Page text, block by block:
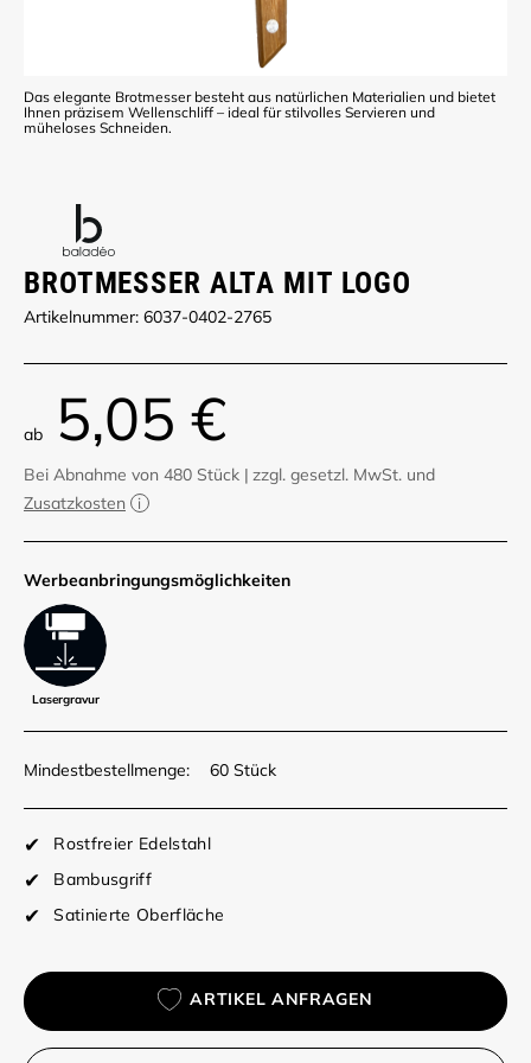
Das elegante Brotmesser besteht aus natürlichen Materialien und bietet
Ihnen präzisem Wellenschliff – ideal für stilvolles Servieren und
müheloses Schneiden.
BROTMESSER ALTA MIT LOGO
Artikelnummer: 6037-0402-2765
ab 5,05 €
Bei Abnahme von 480 Stück | zzgl. gesetzl. MwSt. und
Zusatzkosten
Werbe­anbringungs­möglich­keiten
Lasergravur
Mindestbestellmenge: 60 Stück
Rostfreier Edelstahl
Bambusgriff
Satinierte Oberfläche
ARTIKEL ANFRAGEN